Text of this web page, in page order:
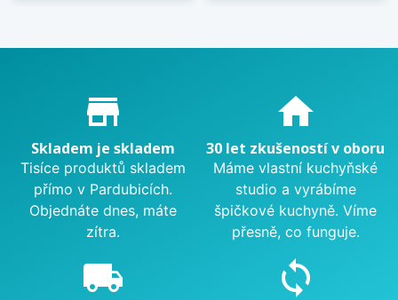
Proč nakupovat u nás?
store_mall_directory
Skladem je skladem
Tisíce produktů skladem
přímo v Pardubicích.
Objednáte dnes, máte
zítra.
home
30 let zkušeností v oboru
Máme vlastní kuchyňské
studio a vyrábíme
špičkové kuchyně. Víme
přesně, co funguje.
local_shipping sync